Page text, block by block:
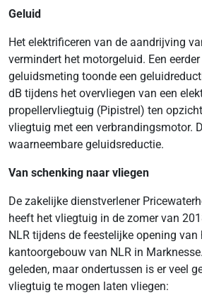
Geluid
Het elektrificeren van de aandrijving
vermindert het motorgeluid. Een
geluidsmeting toonde een
dB tijdens het overvliegen van een
propellervliegtuig (Pipistrel) ten
vliegtuig met een verbrandingsmotor.
waarneembare geluidsreductie.
Van schenking naar vliegen
De zakelijke dienstverlener
heeft het vliegtuig in de zomer van
NLR tijdens de feestelijke opening van
kantoorgebouw van NLR in
geleden, maar ondertussen is er veel
vliegtuig te mogen laten vliegen: